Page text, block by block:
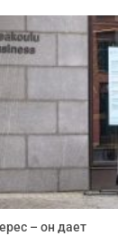
– он дает